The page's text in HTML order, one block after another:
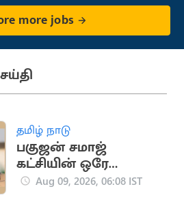
more jobs
தமிழ் நாடு
பகுஜன் சமாஜ்
கட்சியின் ஒரே
எம்எல்ஏ காலமானார்
Aug 09, 2026, 06:08 IST